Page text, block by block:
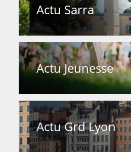
Actu Sarra
Actu Jeunesse
Actu Grd Lyon